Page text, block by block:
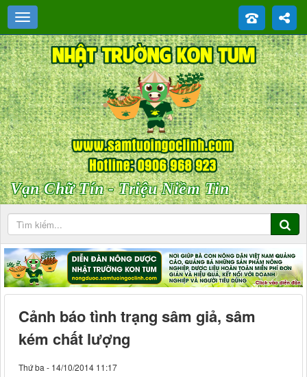
Vạn Chữ Tín - Triệu Niềm Tin
Cảnh báo tình trạng sâm giả, sâm
kém chất lượng
Thứ ba - 14/10/2014 11:17